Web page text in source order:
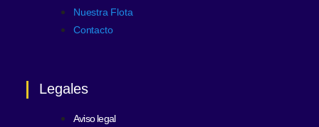
Nuestra Flota
Contacto
Legales
Aviso legal